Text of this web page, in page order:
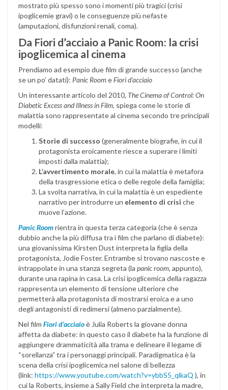
mostrato più spesso sono i momenti più tragici (crisi
ipoglicemie gravi) o le conseguenze più nefaste
(amputazioni, disfunzioni renali, coma).
Da Fiori d’acciaio a Panic Room: la crisi
ipoglicemica al cinema
Prendiamo ad esempio due film di grande successo (anche
se un po’ datati): Panic RoomeFiori d’acciaio
Un interessante articolo del 2010, The Cinema of Control: On
Diabetic Excess and Illness in Film, spiega come le storie di
malattia sono rappresentate al cinema secondo tre principali
modelli:
Storie di successo (generalmente biografie, in cui il
protagonista eroicamente riesce a superare i limiti
imposti dalla malattia);
L’avvertimento morale, in cui la malattia è metafora
della trasgressione etica o delle regole della famiglia;
La svolta narrativa, in cui la malattia è un espediente
narrativo per introdurre un elemento di crisi che
muove l’azione.
Panic Roomrientra in questa terza categoria (che è senza
dubbio anche la più diffusa tra i film che parlano di diabete):
una giovanissima Kirsten Dust interpreta la figlia della
protagonista, Jodie Foster. Entrambe si trovano nascoste e
intrappolate in una stanza segreta (la panic room, appunto),
durante una rapina in casa. La crisi ipoglicemica della ragazza
rappresenta un elemento di tensione ulteriore che
permetterà alla protagonista di mostrarsi eroica e a uno
degli antagonisti di redimersi (almeno parzialmente).
Nel film Fiori d’acciaioè Julia Roberts la giovane donna
affetta da diabete: in questo caso il diabete ha la funzione di
aggiungere drammaticità alla trama e delineare il legame di
“sorellanza” tra i personaggi principali. Paradigmatica è la
scena della crisi ipoglicemica nel salone di bellezza
(link: https://www.youtube.com/watch?v=ybbS5_qlkaQ ), in
cui la Roberts, insieme a Sally Field che interpreta la madre,